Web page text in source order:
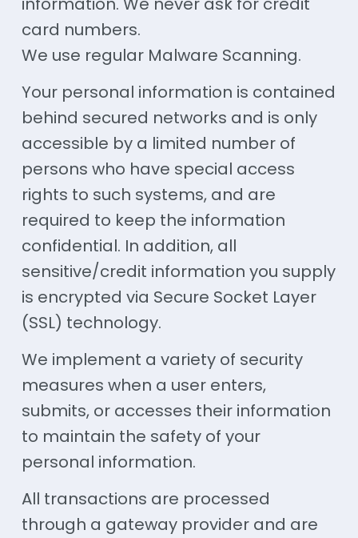
card numbers.
We use regular Malware Scanning.
Your personal information is contained
behind secured networks and is only
accessible by a limited number of
persons who have special access
rights to such systems, and are
required to keep the information
confidential. In addition, all
sensitive/credit information you supply
is encrypted via Secure Socket Layer
(SSL) technology.
We implement a variety of security
measures when a user enters,
submits, or accesses their information
to maintain the safety of your
personal information.
All transactions are processed
through a gateway provider and are